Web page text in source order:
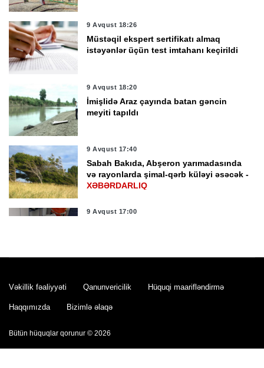
9 Avqust 18:26
Müstəqil ekspert sertifikatı almaq
istəyənlər üçün test imtahanı keçirildi
9 Avqust 18:20
İmişlidə Araz çayında batan gəncin
meyiti tapıldı
9 Avqust 17:40
Sabah Bakıda, Abşeron yarımadasında
və rayonlarda şimal-qərb küləyi əsəcək -
XƏBƏRDARLIQ
9 Avqust 17:00
İstirahət zonalarında polisin fasiləsiz
9 Avqust 15:18
Şəmkirdə 62 yaşlı kişini elektrik cərəyanı
Vəkillik fəaliyyəti Qanunvericilik Hüquqi maarifləndirmə
Haqqımızda Bizimlə əlaqə
Bütün hüquqlar qorunur © 2026